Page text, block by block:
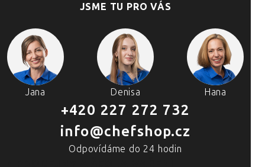
JSME TU PRO VÁS
Jana Denisa Hana
+420 227 272 732
info@chefshop.cz
Odpovídáme do 24 hodin